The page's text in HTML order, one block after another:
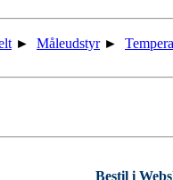
► Måleudstyr ►
Bestil i